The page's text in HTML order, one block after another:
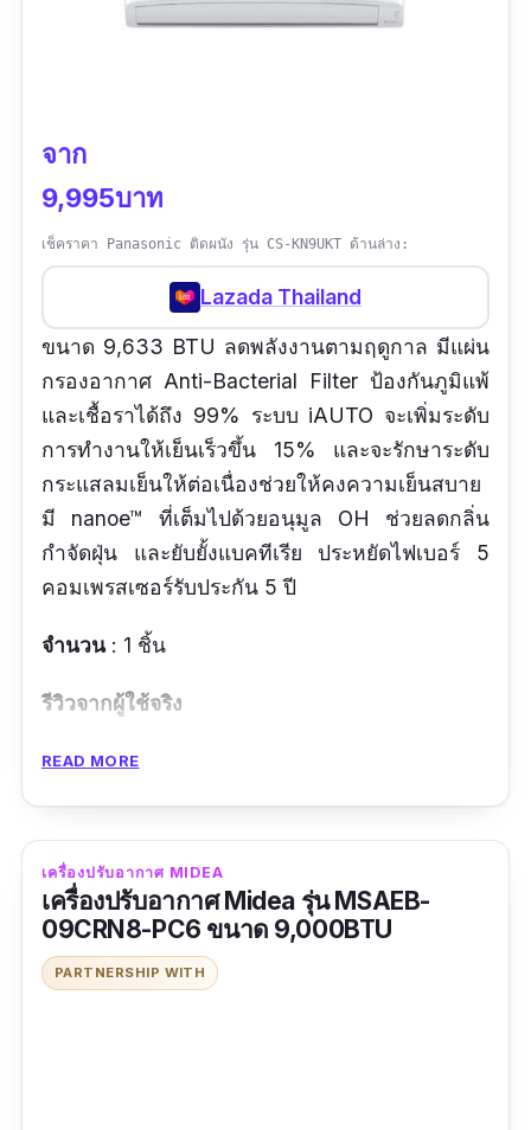
จาก
9,995บาท
เช็คราคา Panasonic ติดผนัง รุ่น CS-KN9UKT ด้านล่าง:
Lazada Thailand
ขนาด 9,633 BTU ลดพลังงานตามฤดูกาล มีแผ่น
กรองอากาศ Anti-Bacterial Filter ป้องกันภูมิแพ้
และเชื้อราได้ถึง 99% ระบบ iAUTO จะเพิ่มระดับ
การทำงานให้เย็นเร็วขึ้น 15% และจะรักษาระดับ
กระแสลมเย็นให้ต่อเนื่องช่วยให้คงความเย็นสบาย
มี nanoe™ ที่เต็มไปด้วยอนุมูล OH ช่วยลดกลิ่น
กำจัดฝุ่น และยับยั้งแบคทีเรีย ประหยัดไฟเบอร์ 5
คอมเพรสเซอร์รับประกัน 5 ปี
จำนวน: 1 ชิ้น
รีวิวจากผู้ใช้จริง
สินค้าคุณภาพ เย็นสบายดี
มีระบบ iAUTO ช่วยเพิ่มความเย็นให้เร็วขึ้น
และคงความเย็นได้ต่อเนื่อง
แผ่นกรองอากาศ Anti-Bacterial Filter ป้องกัน
ภูมิแพ้และเชื้อราได้ถึง 99%
READ MORE
เครื่องปรับอากาศ MIDEA
เครื่องปรับอากาศ Midea รุ่น MSAEB-
09CRN8-PC6 ขนาด 9,000BTU
PARTNERSHIP WITH